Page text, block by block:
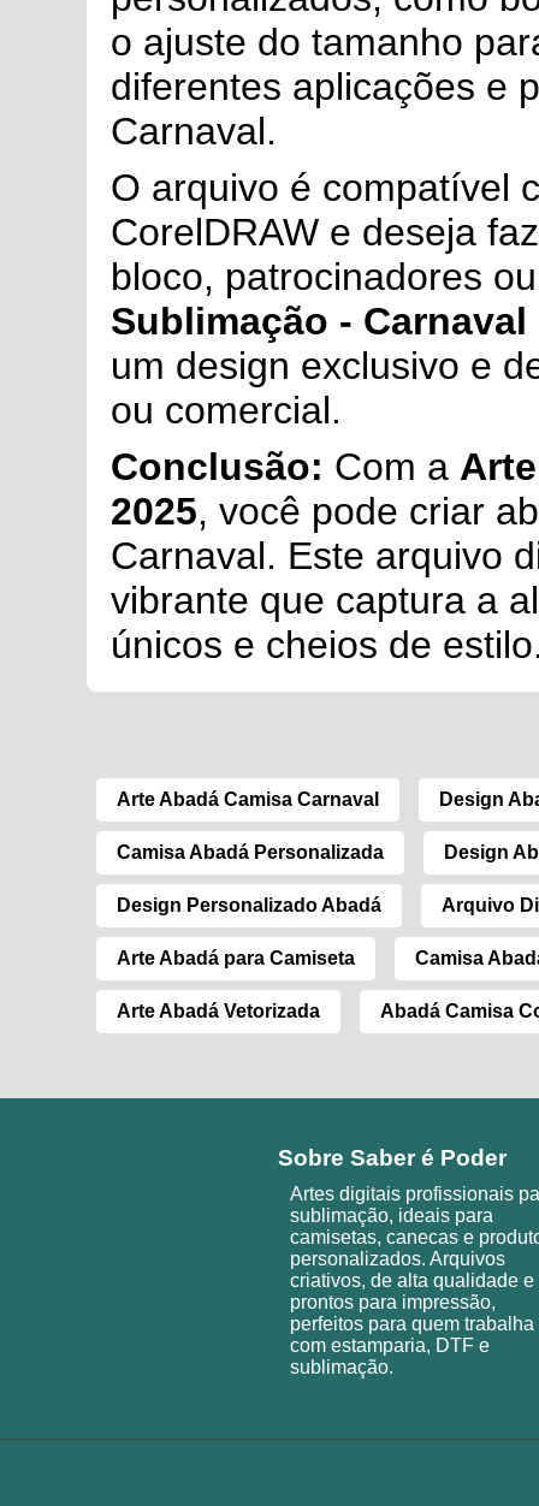
o ajuste do tamanho
diferentes aplicações e
Carnaval.
O arquivo é compatível
CorelDRAW e deseja
bloco, patrocinadores
Sublimação - Carnaval
um design exclusivo e
ou comercial.
Conclusão: Com a
2025, você pode criar
Carnaval. Este arquivo
vibrante que captura a
únicos e cheios de
Arte Abadá Camisa Carnaval Design
Camisa Abadá Personalizada Design
Design Personalizado Abadá Arquivo
Arte Abadá para Camiseta Camisa
Arte Abadá Vetorizada Abadá Camisa
Sobre Saber é Poder
Artes digitais profissionais
sublimação, ideais para
camisetas, canecas e
personalizados. Arquivos
criativos, de alta qualidade e
prontos para impressão,
perfeitos para quem trabalha
com estamparia, DTF e
sublimação.